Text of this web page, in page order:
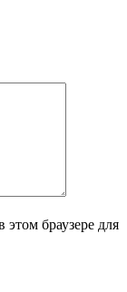
браузере для